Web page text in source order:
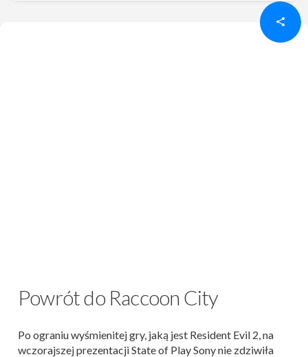
Powrót do Raccoon City
Po ograniu wyśmienitej gry, jaką jest Resident Evil 2, na
wczorajszej prezentacji State of Play Sony nie zdziwiła